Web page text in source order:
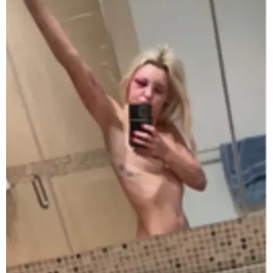
მნიშვნელოვანი ინფორმაცია
11:58 / 03-08-2026
ოქროსფერი კანი და წვნიანი შიგთავსი: როგორ
მოვამზადოთ სწორად პრემიუმ ხარისხის სოსისი -
რჩევები "შეფმაისტერის" ტექნოლოგისგან